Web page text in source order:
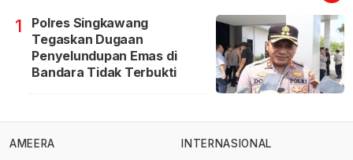
1
Polres Singkawang
Tegaskan Dugaan
Penyelundupan Emas di
Bandara Tidak Terbukti
AMEERA
INTERNASIONAL